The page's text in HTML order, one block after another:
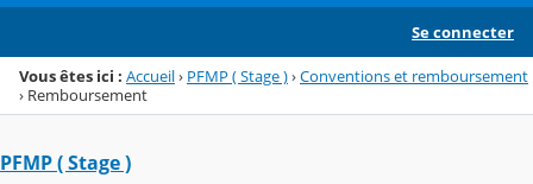
Se connecter
Vous êtes ici : Accueil› PFMP ( Stage )›Conventions et remboursement
› Remboursement
PFMP ( Stage )